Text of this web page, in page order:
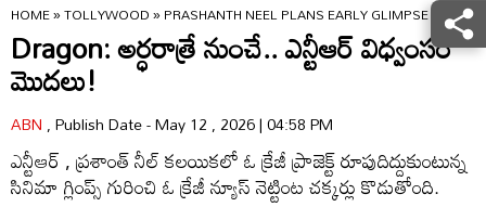
HOME»TOLLYWOOD»PRASHANTH NEEL PLANS EARLY GLIMPSE
Dragon: అర్ధరాత్రే నుంచే.. ఎన్టీఆర్ విధ్వంసం
మొదలు!
ABN, Publish Date - May 12 , 2026 | 04:58 PM
ఎన్టీఆర్ , ప్రశాంత్ నీల్ కలయికలో ఓ క్రేజీ ప్రాజెక్ట్ రూపుదిద్దుకుంటున్న
సినిమా గ్లింప్స్ గురించి ఓ క్రేజీ న్యూస్ నెట్టింట చక్కర్లు కొడుతోంది.